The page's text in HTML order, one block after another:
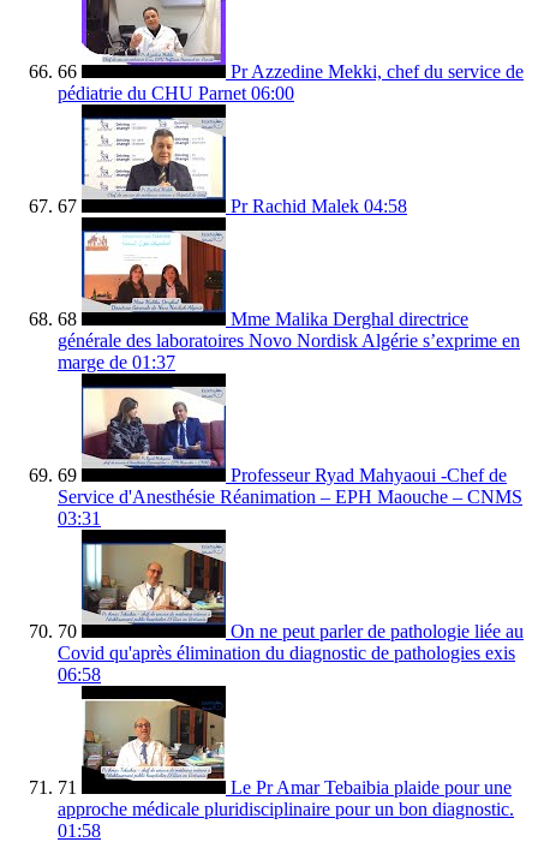
66
Pr Azzedine Mekki, chef du service de
pédiatrie du CHU Parnet 06:00
67 Pr Rachid Malek 04:58
68
Mme Malika Derghal directrice
générale des laboratoires Novo Nordisk Algérie s’exprime en
marge de 01:37
69
Professeur Ryad Mahyaoui -Chef de
Service d'Anesthésie Réanimation – EPH Maouche – CNMS
03:31
70
On ne peut parler de pathologie liée au
Covid qu'après élimination du diagnostic de pathologies exis
06:58
71
Le Pr Amar Tebaibia plaide pour une
approche médicale pluridisciplinaire pour un bon diagnostic.
01:58